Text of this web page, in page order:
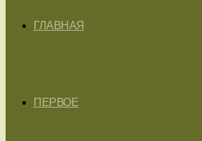
ГЛАВНАЯ
ПЕРВОЕ